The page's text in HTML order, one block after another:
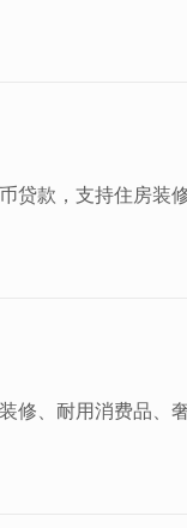
贷款，支持住房装
修、耐用消费品、